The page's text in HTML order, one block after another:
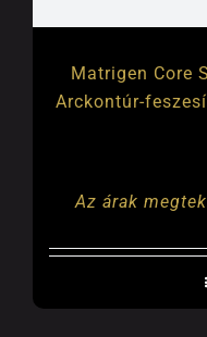
Matrigen Core
Arckontúr-
Az árak